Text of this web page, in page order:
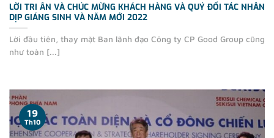
LỜI TRI ÂN VÀ CHÚC MỪNG KHÁCH HÀNG VÀ QUÝ ĐỐI TÁC NHÂN
DỊP GIÁNG SINH VÀ NĂM MỚI 2022
Lời đầu tiên, thay mặt Ban lãnh đạo Công ty CP Good Group cũng
như toàn [...]
19
Th10